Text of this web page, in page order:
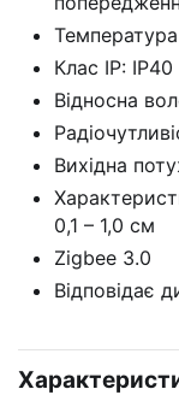
Температура
Клас IP: IP40
Відносна
Вихідна
0,1 – 1,0 см
Zigbee 3.0
Відповідає